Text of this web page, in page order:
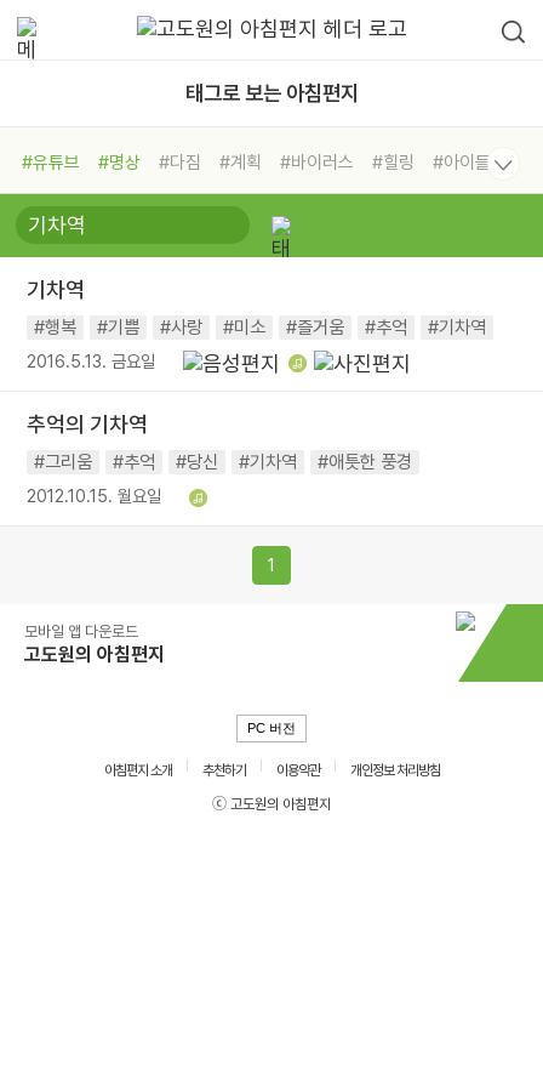
태그로 보는 아침편지
#유튜브 #명상 #다짐 #계획 #바이러스 #힐링
#아이들
#비전캠프
#독서캠프 #삶
#희망
#나눔 #친구 #링컨학교
#독서
#건강
기차역
#행복 #기쁨 #사랑 #미소 #즐거움 #추억 #기차역
2016.5.13. 금요일
추억의 기차역
#그리움 #추억 #당신 #기차역 #애틋한 풍경
2012.10.15. 월요일
1
모바일 앱 다운로드
고도원의 아침편지
PC 버전
아침편지 소개 추천하기 이용약관
개인정보 처리방침
ⓒ 고도원의 아침편지